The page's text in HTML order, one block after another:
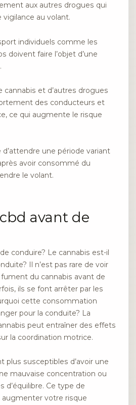
aux autres drogues qui
au volant.
individuels comme les
doivent faire l’objet d’une
et d’autres drogues
des conducteurs et
ce qui augmente le risque
d’attendre une période variant
avoir consommé du
le volant.
avant de
conduire? Le cannabis est-il
Il n’est pas rare de voir
du cannabis avant de
ils se font arrêter par les
cette consommation
pour la conduite? La
peut entraîner des effets
la coordination motrice.
plus susceptibles d’avoir une
mauvaise concentration ou
d’équilibre. Ce type de
votre risque